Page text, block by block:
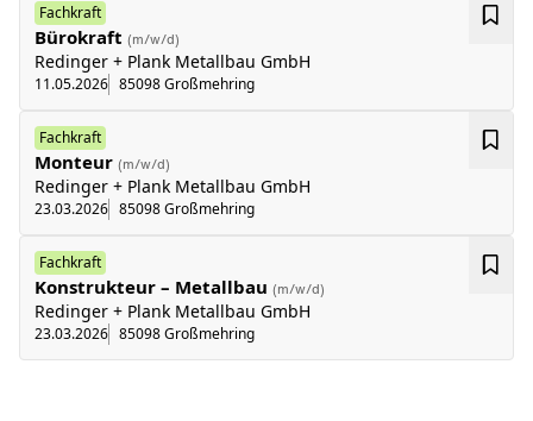
Fachkraft
Bürokraft (m/w/d)
Redinger + Plank Metallbau GmbH
11.05.2026 85098 Großmehring
Fachkraft
Monteur (m/w/d)
Redinger + Plank Metallbau GmbH
23.03.2026 85098 Großmehring
Fachkraft
Konstrukteur – Metallbau (m/w/d)
Redinger + Plank Metallbau GmbH
23.03.2026 85098 Großmehring